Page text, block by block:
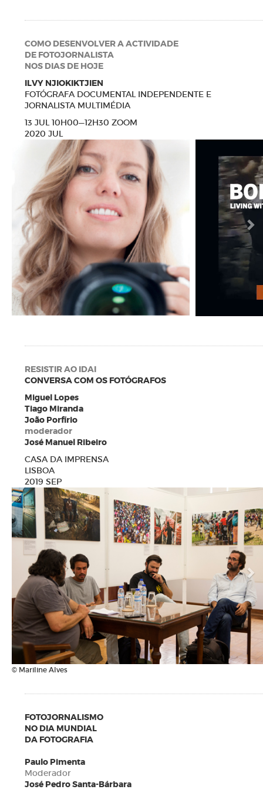
COMO DESENVOLVER A ACTIVIDADE
DE FOTOJORNALISTA
NOS DIAS DE HOJE
ILVY NJIOKIKTJIEN
FOTÓGRAFA DOCUMENTAL INDEPENDENTE E
JORNALISTA MULTIMÉDIA
13 JUL 10H00—12H30 ZOOM
2020 JUL
RESISTIR AO IDAI
CONVERSA COM OS FOTÓGRAFOS
Miguel Lopes
Tiago Miranda
João Porfírio
moderador
José Manuel Ribeiro
CASA DA IMPRENSA
LISBOA
2019 SEP
© Mariline Alves
FOTOJORNALISMO
NO DIA MUNDIAL
DA FOTOGRAFIA
Paulo Pimenta
Moderador
José Pedro Santa-Bárbara